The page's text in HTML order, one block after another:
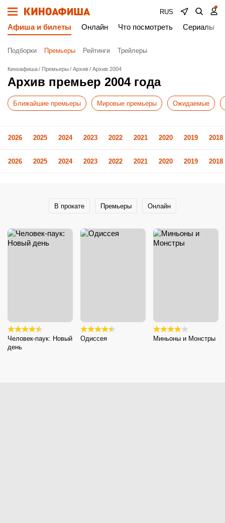
RUS
Афиша и билеты Онлайн Что посмотреть Сериалы
Подборки Премьеры Рейтинги Трейлеры
Киноафиша Премьеры Архив Архив 2004
Архив премьер 2004 года
Ближайшие премьеры Мировые премьеры Ожидаемые
2026 2025 2024 2023 2022 2021 2020 2019 2018
2026 2025 2024 2023 2022 2021 2020 2019 2018
В прокате Премьеры Онлайн
Человек-паук: Новый
день
Одиссея Миньоны и Монстры